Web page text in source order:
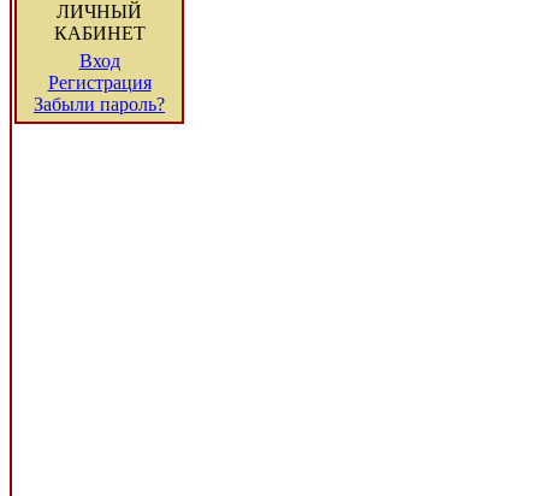
ЛИЧНЫЙ
КАБИНЕТ
Вход
Регистрация
Забыли пароль?